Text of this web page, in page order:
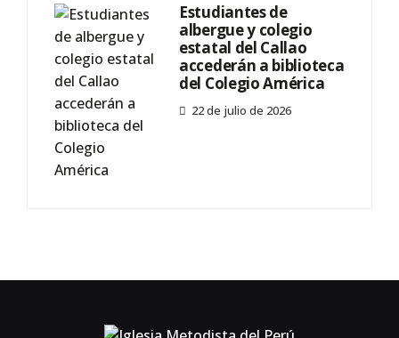
Estudiantes de
albergue y colegio
estatal del Callao
accederán a biblioteca
del Colegio América
22 de julio de 2026